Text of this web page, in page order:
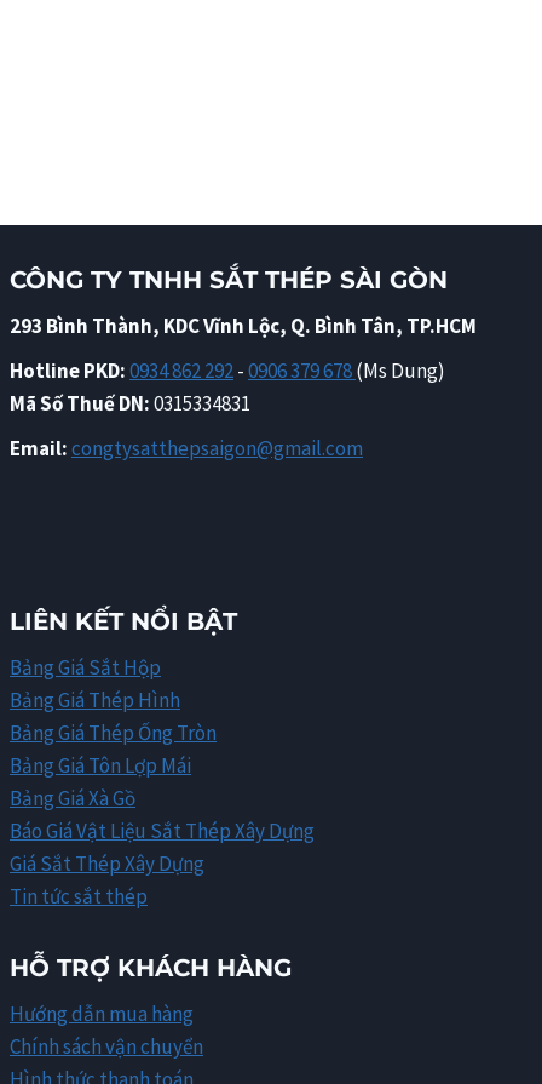
CÔNG TY TNHH SẮT THÉP SÀI GÒN
293 Bình Thành, KDC Vĩnh Lộc, Q. Bình Tân, TP.HCM
Hotline PKD:0934 862 292-0906 379 678(Ms Dung)
Mã Số Thuế DN:0315334831
Email:congtysatthepsaigon@gmail.com
LIÊN KẾT NỔI BẬT
Bảng Giá Sắt Hộp
Bảng Giá Thép Hình
Bảng Giá Thép Ống Tròn
Bảng Giá Tôn Lợp Mái
Bảng Giá Xà Gồ
Báo Giá Vật Liệu Sắt Thép Xây Dựng
Giá Sắt Thép Xây Dựng
Tin tức sắt thép
HỖ TRỢ KHÁCH HÀNG
Hướng dẫn mua hàng
Chính sách vận chuyển